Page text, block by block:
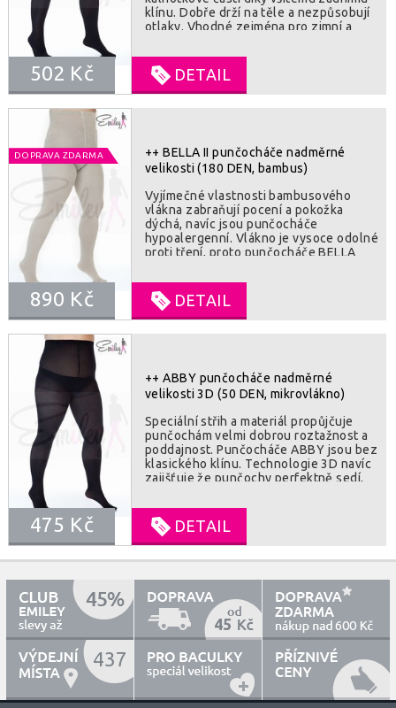
klínu. Dobře drží na těle a nezpůsobují
otlaky. Vhodné zejména pro zimní a
chladem. SLOZENI : 95% polyamid, 5%
elastan
502 Kč DETAIL
++ BELLA II punčocháče nadměrné
velikosti (180 DEN, bambus)
Vyjímečné vlastnosti bambusového
vlákna zabraňují pocení a pokožka
dýchá, navíc jsou punčocháče
hypoalergenní. Vlákno je vysoce odolné
proti tření, proto punčocháče BELLA
vlákno je luxusní na dotyk, proto je
nošení punčocháčů velmi příjemné.
SLOŽENÍ : 75% bambus, 22% polyamid,
3% elastan
DOPRAVA ZDARMA
890 Kč DETAIL
++ ABBY punčocháče nadměrné
velikosti 3D (50 DEN, mikrovlákno)
Speciální střih a materiál propůjčuje
punčochám velmi dobrou roztažnost a
poddajnost. Punčocháče ABBY jsou bez
klasického klínu. Technologie 3D navíc
zajišťuje že punčochy perfektně sedí,
Vhodné pro nošení v zimě a
přechodovém období. SLOZENI : 86%
polyamide, 14% elastan
475 Kč DETAIL
45 600
437